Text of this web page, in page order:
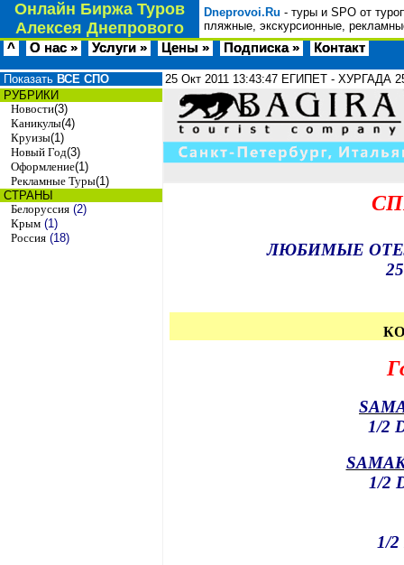
Онлайн Биржа Туров
Алексея Днепрового
Dneprovoi.Ru - туры и SPO от
пляжные, экскурсионные,
^ О нас » Услуги » Цены » Подписка » Контакт
Показать ВСЕ СПО
РУБРИКИ
Новости(3)
Каникулы(4)
Круизы(1)
Новый Год(3)
Оформление(1)
Рекламные Туры(1)
СТРАНЫ
Белоруссия (2)
Крым (1)
Россия (18)
25 Окт 2011 13:43:47 ЕГИПЕТ - ХУРГАДА
ЛЮБИМЫЕ
25
1/2
1/2
1/2